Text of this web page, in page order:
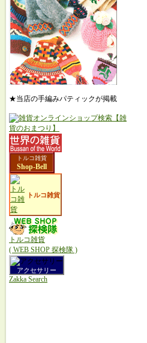
★当店の手編みパティックが掲載
トルコ雑貨
Shop-Bell
トルコ雑貨
トルコ雑貨
( WEB SHOP 探検隊 )
アクセサリー
Zakka Search